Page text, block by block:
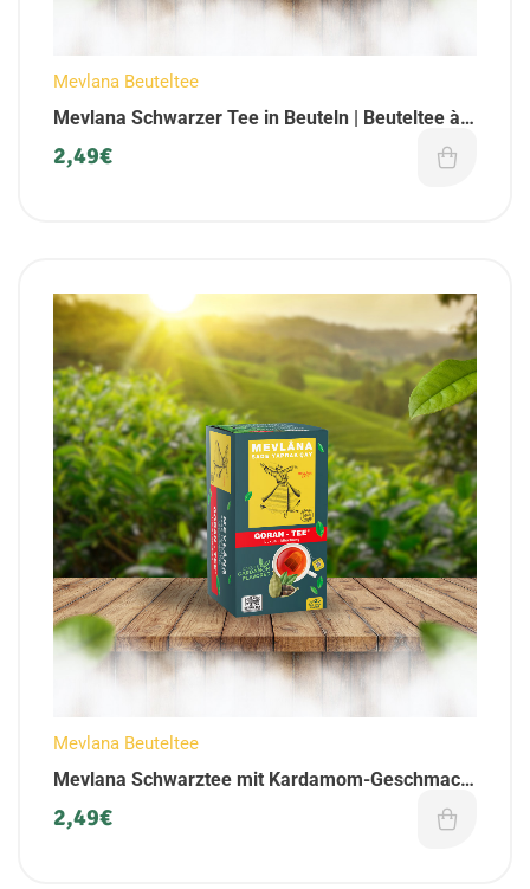
Mevlana Beuteltee
Mevlana Schwarzer Tee in Beuteln | Beuteltee à
25 Beutel (1 Pack)
2,49€
Mevlana Beuteltee
Mevlana Schwarztee mit Kardamom-Geschmack
| als Beuteltee | 25 Teebeuteln
2,49€